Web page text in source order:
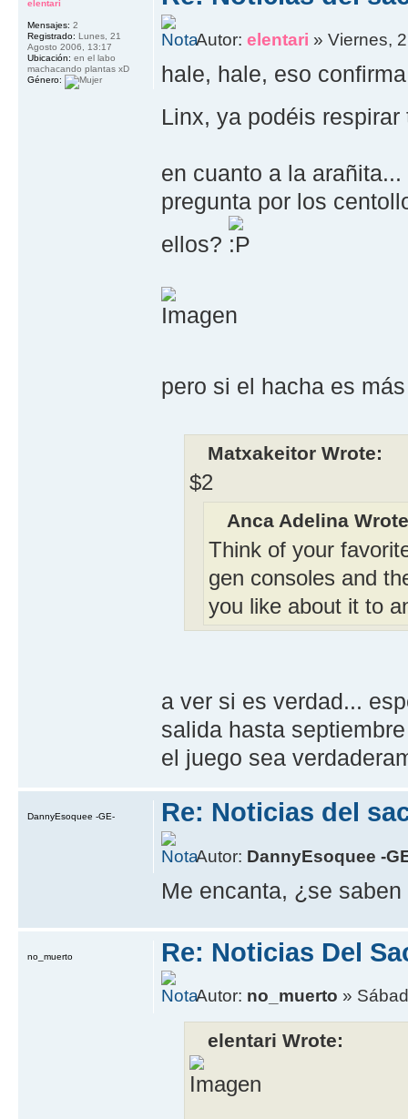
Autor:elentari » Viernes,
hale, hale, eso
Linx, ya podéis
en cuanto a la
pregunta por los
ellos?
pero si el hacha es
Matxakeitor Wrote:
$2
Anca Adelina
Think of your
gen consoles and
you like about it to
a ver si es verdad...
salida hasta
el juego sea
elentari
Mensajes: 2
Registrado: Lunes, 21
Agosto 2006, 13:17
Ubicación: en el labo
machacando plantas xD
Género:
Re: Noticias del
Autor: DannyEsoquee -
Me encanta, ¿se
DannyEsoquee -GE-
Re: Noticias Del
Autor: no_muerto »
elentari Wrote:
no_muerto